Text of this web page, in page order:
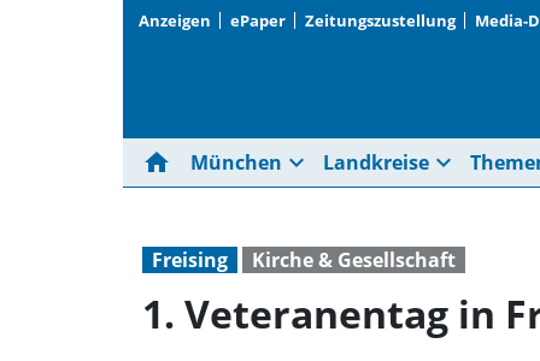
Anzeigen ePaper Zeitungszustellung Media-
home München expand_more Landkreise expand_more
Freising Kirche & Gesellschaft
1. Veteranentag in